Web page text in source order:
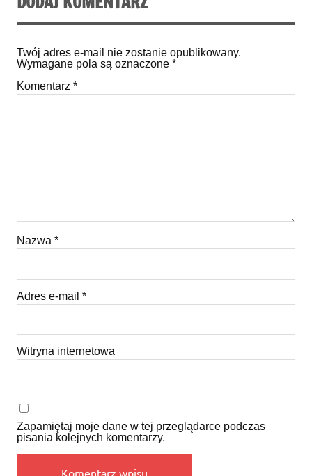
Twój adres e-mail nie zostanie opublikowany.
Wymagane pola są oznaczone *
Komentarz *
Nazwa *
Adres e-mail *
Witryna internetowa
Zapamiętaj moje dane w tej przeglądarce podczas
pisania kolejnych komentarzy.